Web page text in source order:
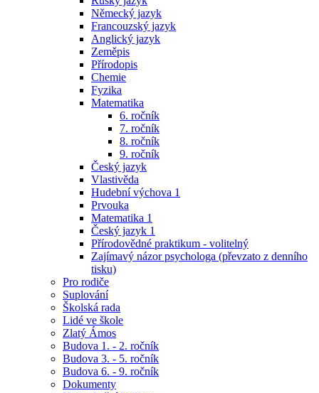
Německý jazyk
Francouzský jazyk
Anglický jazyk
Zeměpis
Přírodopis
Chemie
Fyzika
Matematika
6. ročník
7. ročník
8. ročník
9. ročník
Český jazyk
Vlastivěda
Hudební výchova 1
Prvouka
Matematika 1
Český jazyk 1
Přírodovědné praktikum - volitelný
Zajímavý názor psychologa (převzato z denního
tisku)
Pro rodiče
Suplování
Školská rada
Lidé ve škole
Zlatý Ámos
Budova 1. - 2. ročník
Budova 3. - 5. ročník
Budova 6. - 9. ročník
Dokumenty